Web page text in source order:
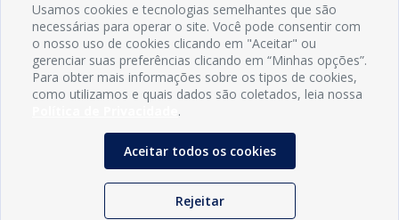
INFORMAÇÕES
LOC RODOVIA PB 018, SN, Centro, Conde, PB, 58322-000
gabinetedaprefeita@conde.pb.gov.br
Exp: Segunda a sexta, das 8h às 14h.
Usamos cookies e tecnologias semelhantes que são
necessárias para operar o site. Você pode consentir com
o nosso uso de cookies clicando em "Aceitar" ou
gerenciar suas preferências clicando em “Minhas opções”.
Para obter mais informações sobre os tipos de cookies,
como utilizamos e quais dados são coletados, leia nossa
.
Aceitar todos os cookies
Rejeitar